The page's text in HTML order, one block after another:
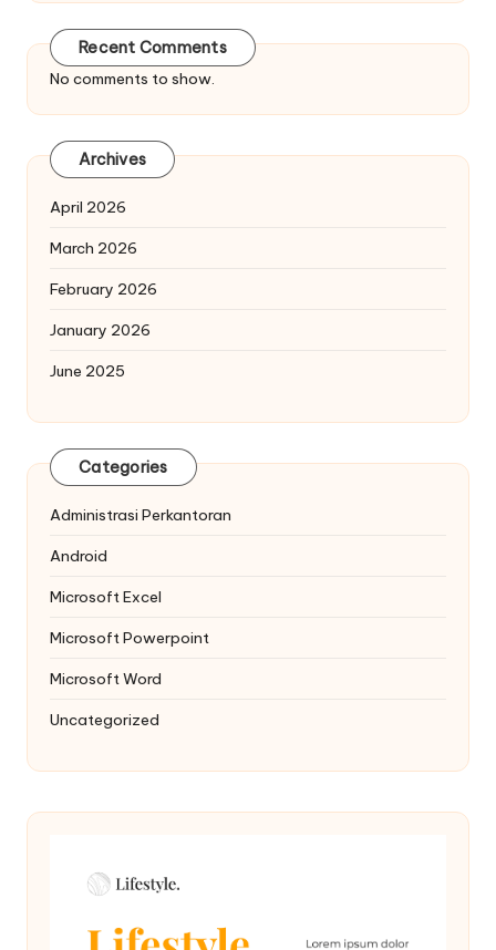
Recent Comments
No comments to show.
Archives
April 2026
March 2026
February 2026
January 2026
June 2025
Categories
Administrasi Perkantoran
Android
Microsoft Excel
Microsoft Powerpoint
Microsoft Word
Uncategorized